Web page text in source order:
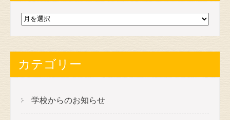
ア
イ
ブ
カテゴリー
学校からのお知らせ